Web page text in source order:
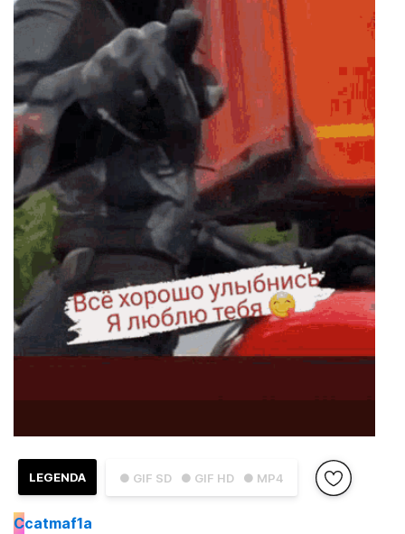
● GIF SD ● GIF HD ● MP4
LEGENDA
Ccatmaf1a